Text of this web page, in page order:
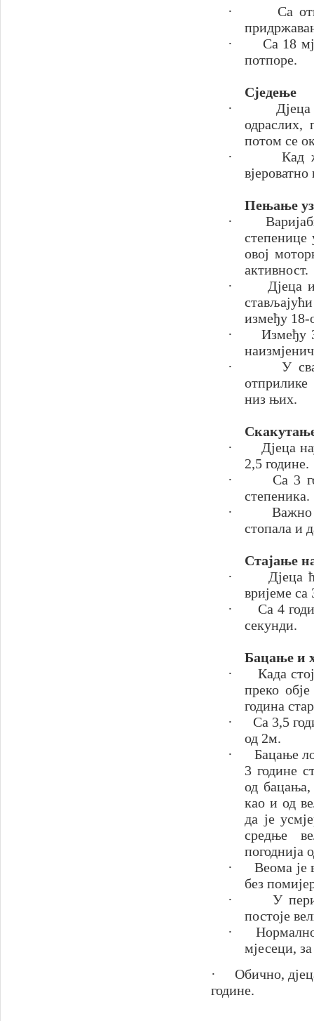
·
Са
·
Са 18
потпоре.
Сједење
·
одраслих,
потом се
·
Кад
Пењање
·
степенице
овој
активност.
·
Дјеца
између 18-
·
Између
·
У
низ њих.
·
Дјеца
2,5 године.
·
Са 3
степеника.
·
Важно
стопала и
Стајање
·
Дјеца
вријеме са
·
Са 4
секунди.
Бацање и
·
Када
преко
година
·
Са 3,5
од 2м.
·
Бацање
3 године
од
као и од
да је
средње
погоднија
·
Веома је
без
·
У
постоје
·
мјесеци,
·
Обично,
године.